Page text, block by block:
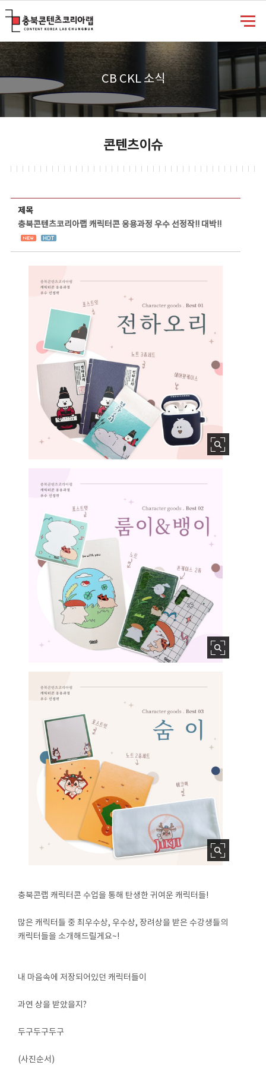
CB CKL 소식
콘텐츠이슈
제목
충북콘텐츠코리아랩 캐릭터콘 응용과정 우수 선정작!! 대박!!
충북콘랩 캐릭터콘 수업을 통해 탄생한 귀여운 캐릭터들!
많은 캐릭터들 중 최우수상, 우수상, 장려상을 받은 수강생들의
캐릭터들을 소개해드릴게요~!
내 마음속에 저장되어있던 캐릭터들이
과연 상을 받았을지?
두구두구두구
(사진순서)